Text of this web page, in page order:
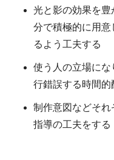
光と影の効果を豊
分で積極的に用
るよう工夫する
使う人の立場に
行錯誤する時間的
制作意図などそれ
指導の工夫をする